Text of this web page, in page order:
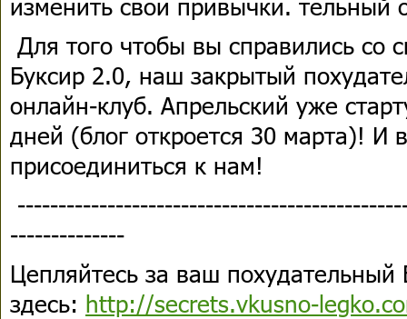
Для того чтобы вы справились со
Буксир 2.0, наш закрытый
онлайн-клуб. Апрельский уже
дней (блог откроется 30 марта)! И
присоединиться к нам!
--------------
Цепляйтесь за ваш похудательный
здесь: http://secrets.vkusno-